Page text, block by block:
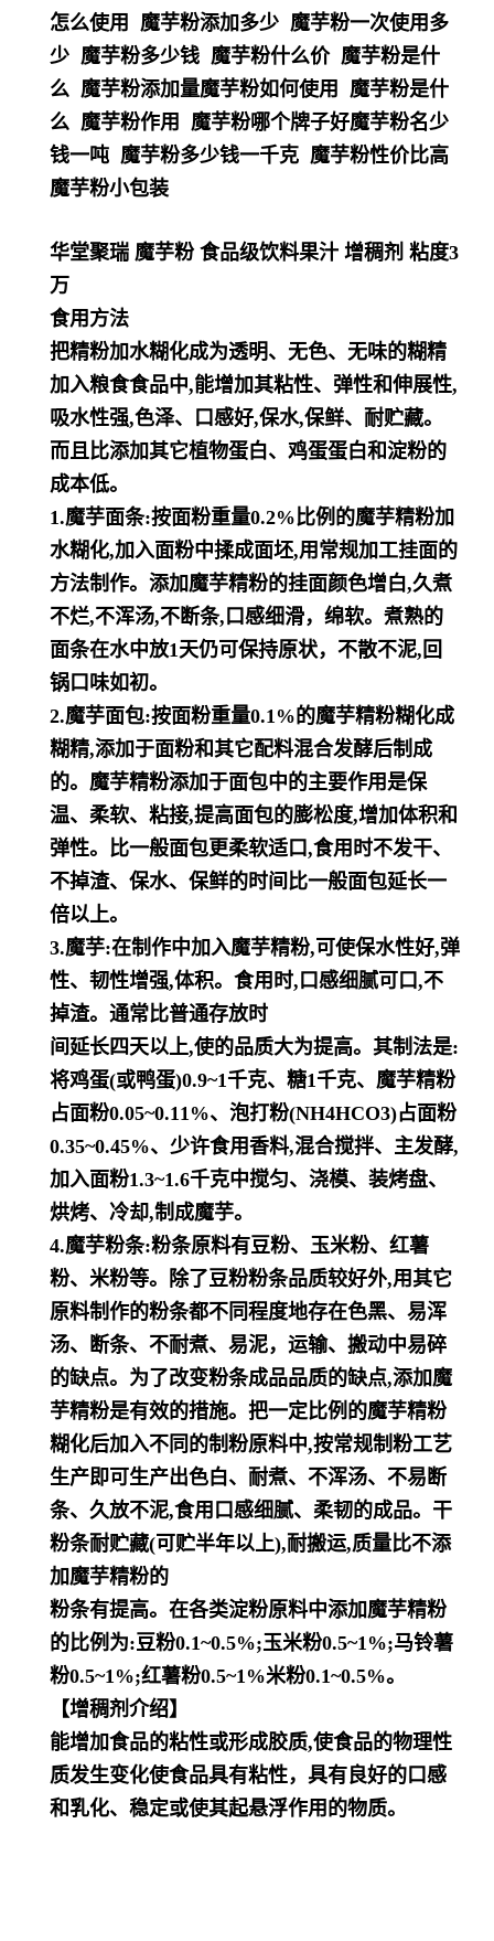
怎么使用 魔芋粉添加多少 魔芋粉一次使用多
少 魔芋粉多少钱 魔芋粉什么价 魔芋粉是什
么 魔芋粉添加量魔芋粉如何使用 魔芋粉是什
么 魔芋粉作用 魔芋粉哪个牌子好魔芋粉名少
钱一吨 魔芋粉多少钱一千克 魔芋粉性价比高
魔芋粉小包装
华堂聚瑞 魔芋粉 食品级饮料果汁 增稠剂 粘度3
万
食用方法
把精粉加水糊化成为透明、无色、无味的糊精
加入粮食食品中,能增加其粘性、弹性和伸展性,
吸水性强,色泽、口感好,保水,保鲜、耐贮藏。
而且比添加其它植物蛋白、鸡蛋蛋白和淀粉的
成本低。
1.魔芋面条:按面粉重量0.2%比例的魔芋精粉加
水糊化,加入面粉中揉成面坯,用常规加工挂面的
方法制作。添加魔芋精粉的挂面颜色增白,久煮
不烂,不浑汤,不断条,口感细滑，绵软。煮熟的
面条在水中放1天仍可保持原状，不散不泥,回
锅口味如初。
2.魔芋面包:按面粉重量0.1%的魔芋精粉糊化成
糊精,添加于面粉和其它配料混合发酵后制成
的。魔芋精粉添加于面包中 的主要作用是保
温、柔软、粘接,提高面包的膨松度,增加体积和
弹性。比一般面包更柔软适口,食用时不发干、
不掉渣、 保水、保鲜的时间比一般面包延长一
倍以上。
3.魔芋:在制作中加入魔芋精粉,可使保水性好,弹
性、韧性增强,体积。食用时,口感细腻可口,不
掉渣。通常比普通存放时
间延长四天以上,使的品质大为提高。其制法是:
将鸡蛋(或鸭蛋)0.9~1千克、糖1千克、魔芋精粉
占面粉0.05~0.11%、泡打粉(NH4HCO3)占面粉
0.35~0.45%、少许食用香料,混合搅拌、主发酵,
加入面粉1.3~1.6千克中搅匀、浇模、装烤盘、
烘烤、冷却,制成魔芋。
4.魔芋粉条:粉条原料有豆粉、玉米粉、红薯
粉、米粉等。除了豆粉粉条品质较好外,用其它
原料制作的粉条都不同程度地存在色黑、易浑
汤、断条、不耐煮、易泥，运输、搬动中易碎
的缺点。为了改变粉条成品品质的缺点,添加魔
芋精粉是有效的措施。把一定比例的魔芋精粉
糊化后加入不同的制粉原料中,按常规制粉工艺
生产即可生产出色白、耐煮、不浑汤、不易断
条、久放不泥,食用口感细腻、柔韧的成品。干
粉条耐贮藏(可贮半年以上),耐搬运,质量比不添
加魔芋精粉的
粉条有提高。在各类淀粉原料中添加魔芋精粉
的比例为:豆粉0.1~0.5%;玉米粉0.5~1%;马铃薯
粉0.5~1%;红薯粉0.5~1%米粉0.1~0.5%。
【增稠剂介绍】
能增加食品的粘性或形成胶质,使食品的物理性
质发生变化使食品具有粘性，具有良好的口感
和乳化、稳定或使其起悬浮作用的物质。